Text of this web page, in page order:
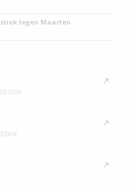
tegen Maarten